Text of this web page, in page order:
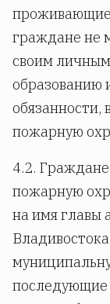
проживающие
граждане не
своим
образованию
пожарную
4.2.
пожарную
на имя главы
последующие